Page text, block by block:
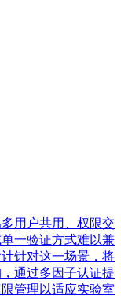
用户共用、权限交
一验证方式难以兼
针对这一场景，将
通过多因子认证提
管理以适应实验室